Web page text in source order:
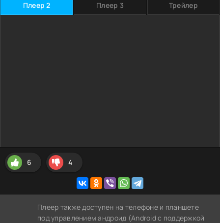
Плеер 2 Плеер 3 Трейлер
6 4
Плеер также доступен на телефоне и планшете
под управлением андроид (Android с поддержкой